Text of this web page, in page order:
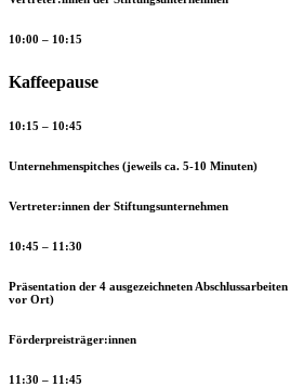
10:00 – 10:15
Kaffeepause
10:15 – 10:45
Unternehmenspitches (jeweils ca. 5-10 Minuten)
Vertreter:innen der Stiftungsunternehmen
10:45 – 11:30
Präsentation der 4 ausgezeichneten
vor Ort)
Förderpreisträger:innen
11:30 – 11:45